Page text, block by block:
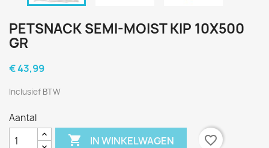
PETSNACK SEMI-MOIST KIP 10X500
GR
€ 43,99
Inclusief BTW
Aantal
 IN WINKELWAGEN favorite_border